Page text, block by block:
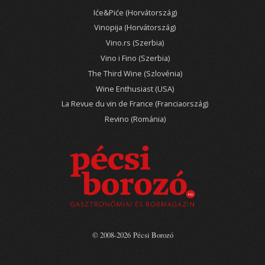
Iće&Piće (Horvátország)
Vinopija (Horvátország)
Vino.rs (Szerbia)
Vino i Fino (Szerbia)
The Third Wine (Szlovénia)
Wine Enthusiast (USA)
La Revue du vin de France (Franciaország)
Revino (Románia)
© 2008-2026 Pécsi Borozó